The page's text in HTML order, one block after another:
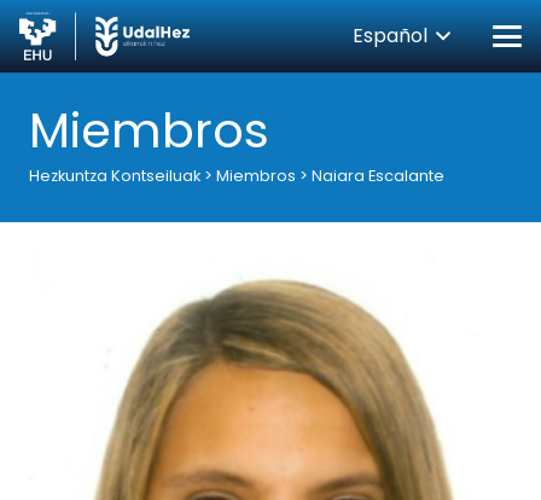
Español
Miembros
Hezkuntza Kontseiluak > Miembros > Naiara Escalante